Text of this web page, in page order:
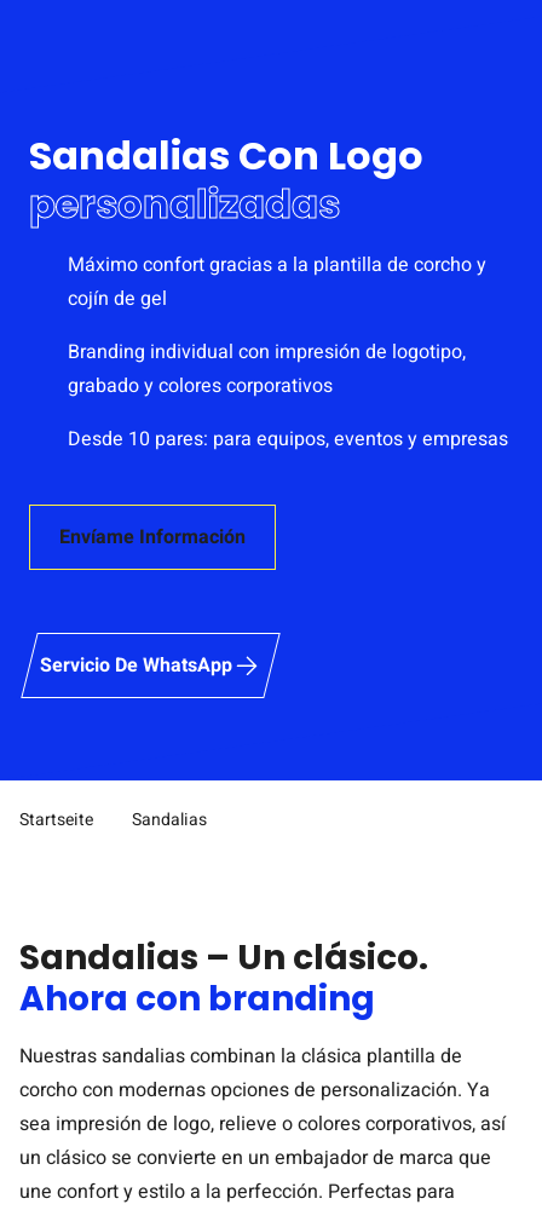
Sandalias Con Logo
personalizadas
Máximo confort gracias a la plantilla de corcho y
cojín de gel
Branding individual con impresión de logotipo,
grabado y colores corporativos
Desde 10 pares: para equipos, eventos y empresas
Envíame Información
Servicio De WhatsApp
Pfad-Navigation
Startseite Sandalias
Sandalias – Un clásico.
Ahora con branding
Nuestras sandalias combinan la clásica plantilla de
corcho con modernas opciones de personalización. Ya
sea impresión de logo, relieve o colores corporativos, así
un clásico se convierte en un embajador de marca que
une confort y estilo a la perfección. Perfectas para